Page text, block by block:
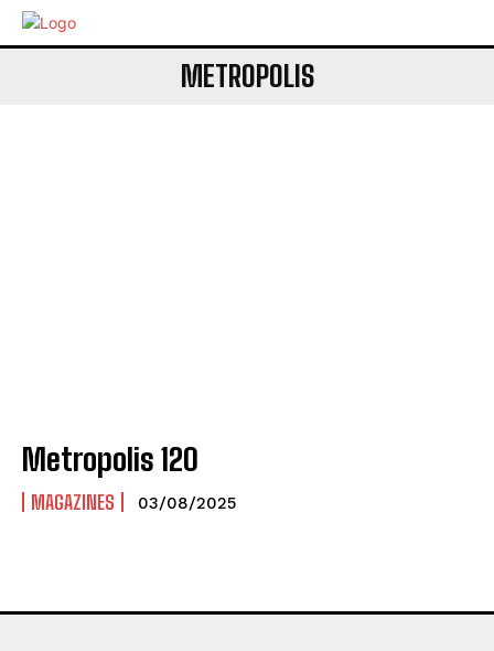
METROPOLIS
Metropolis 120
MAGAZINES 03/08/2025